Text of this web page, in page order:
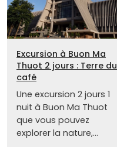
Excursion à Buon Ma
Thuot 2 jours : Terre du
café
Une excursion 2 jours 1
nuit à Buon Ma Thuot
que vous pouvez
explorer la nature,...